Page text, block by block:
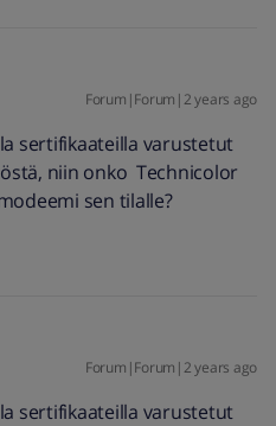
Forum|Forum|2 years ago
sertifikaateilla varustetut
niin onko Technicolor
sen tilalle?
Forum|Forum|2 years ago
sertifikaateilla varustetut